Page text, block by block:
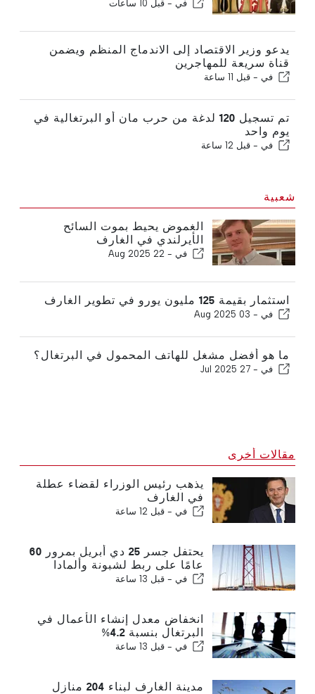
في - قبل 10 ساعات
يدعو وزير الاقتصاد إلى الاندماج المنظم ويضمن
قناة سريعة للمهاجرين
في - قبل 11 ساعة
تم تسجيل 120 لدغة من حرب مان أو البرتغالية في
يوم واحد
في - قبل 12 ساعة
شعبية
الغموض يحيط بموت السائح
الأيرلندي في الغارف
في - 22 Aug 2025
استثمار بقيمة 125 مليون يورو في تطوير الغارف
في - 03 Aug 2025
ما هو أفضل مشغل للهاتف المحمول في البرتغال؟
في - 27 Jul 2025
مقالات أخرى
يذهب رئيس الوزراء لقضاء عطلة
في الغارف
في - قبل 12 ساعة
يحتفل جسر 25 دي أبريل بمرور 60
عامًا على ربط لشبونة وألمادا
في - قبل 13 ساعة
انخفاض معدل إنشاء الأعمال في
البرتغال بنسبة 4.2%
في - قبل 13 ساعة
مدينة الغارف لبناء 204 منازل